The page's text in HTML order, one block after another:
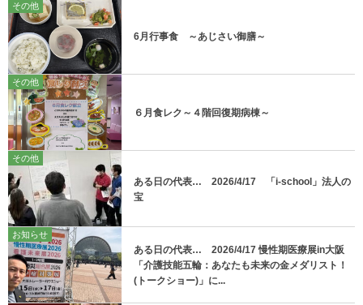
その他
6月行事食 ～あじさい御膳～
その他
６月食レク～４階回復期病棟～
その他
ある日の代表… 2026/4/17 「i-school」法人の
宝
お知らせ
ある日の代表… 2026/4/17 慢性期医療展in大阪
「介護技能五輪：あなたも未来の金メダリスト！
(トークショー)」に...